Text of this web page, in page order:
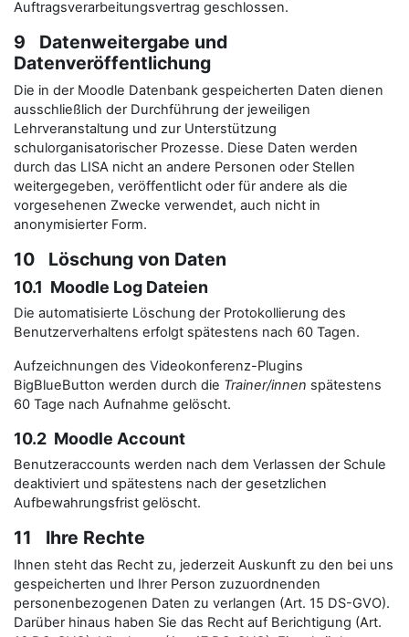
Auftragsverarbeitungsvertrag geschlossen.
9 Datenweitergabe und
Datenveröffentlichung
Die in der Moodle Datenbank gespeicherten Daten dienen
ausschließlich der Durchführung der jeweiligen
Lehrveranstaltung und zur Unterstützung
schulorganisatorischer Prozesse. Diese Daten werden
durch das LISA nicht an andere Personen oder Stellen
weitergegeben, veröffentlicht oder für andere als die
vorgesehenen Zwecke verwendet, auch nicht in
anonymisierter Form.
10 Löschung von Daten
10.1 Moodle Log Dateien
Die automatisierte Löschung der Protokollierung des
Benutzerverhaltens erfolgt spätestens nach 60 Tagen.
Aufzeichnungen des Videokonferenz-Plugins
BigBlueButton werden durch die Trainer/innen spätestens
60 Tage nach Aufnahme gelöscht.
10.2 Moodle Account
Benutzeraccounts werden nach dem Verlassen der Schule
deaktiviert und spätestens nach der gesetzlichen
Aufbewahrungsfrist gelöscht.
11 Ihre Rechte
Ihnen steht das Recht zu, jederzeit Auskunft zu den bei uns
gespeicherten und Ihrer Person zuzuordnenden
personenbezogenen Daten zu verlangen (Art. 15 DS-GVO).
Darüber hinaus haben Sie das Recht auf Berichtigung (Art.